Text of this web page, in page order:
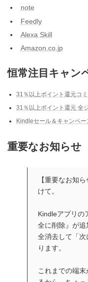
note
Feedly
Alexa Skill
Amazon.co.jp
恒常注目キャン
31％以上ポイント還元コ
31％以上ポイント還元 全
Kindleセール＆キャンペー
重要なお知らせ
【重要なお知
けて。
Kindleアプリの
全に削除』が追
全消去して「
ります。
これまでの端